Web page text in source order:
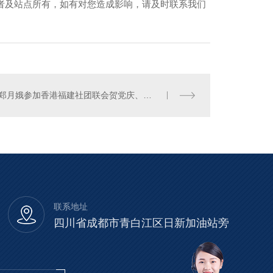
站点所有，如有对您造成影响，请及时联系我们
林郑月娥参加香港福建社团联会贺党庆、庆回归活动
联系地址
四川省成都市青白江区日新加油站旁